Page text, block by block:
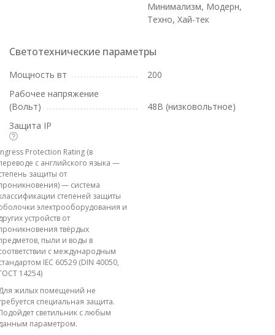
Минимализм, Модерн,
Техно, Хай-тек
Светотехнические параметры
Мощность вт
200
Рабочее напряжение
(Вольт)
48В (низковольтное)
Защита IP
Protection Rating (в
с английского языка —
защиты от
— система
степеней защиты
электрооборудования и
устройств от
твёрдых
пыли и воды в
с международным
IEC 60529 (DIN 40050,
14254)
жилых помещений не
специальная защита.
светильник с любым
параметром.